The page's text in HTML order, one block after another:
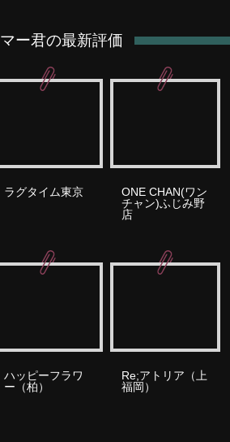
マー君の最新評価
ラグタイム東京
ONE CHAN(ワン
チャン)ふじみ野
店
ハッピーフラワ
ー（柏）
Re;アトリア（上
福岡）